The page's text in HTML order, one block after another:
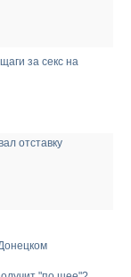
за секс на
отставку